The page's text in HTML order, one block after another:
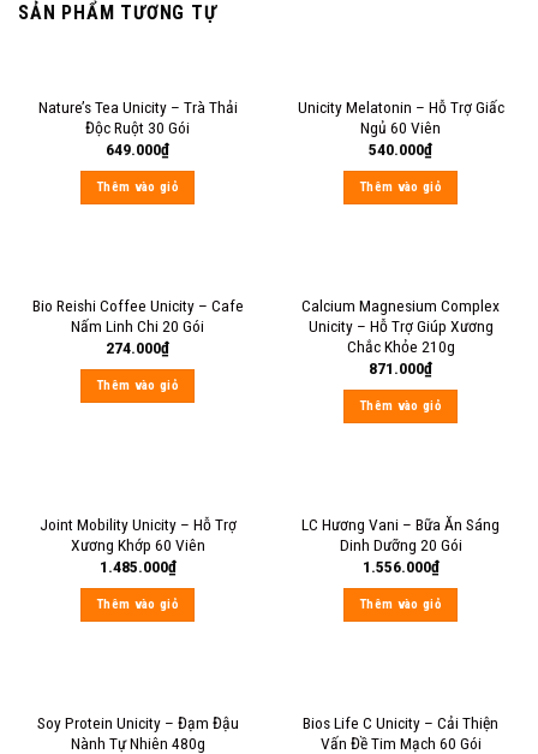
SẢN PHẨM TƯƠNG TỰ
Nature’s Tea Unicity – Trà Thải
Độc Ruột 30 Gói
649.000₫
Thêm vào giỏ
Unicity Melatonin – Hỗ Trợ Giấc
Ngủ 60 Viên
540.000₫
Thêm vào giỏ
Bio Reishi Coffee Unicity – Cafe
Nấm Linh Chi 20 Gói
274.000₫
Thêm vào giỏ
Calcium Magnesium Complex
Unicity – Hỗ Trợ Giúp Xương
Chắc Khỏe 210g
871.000₫
Thêm vào giỏ
Joint Mobility Unicity – Hỗ Trợ
Xương Khớp 60 Viên
1.485.000₫
Thêm vào giỏ
LC Hương Vani – Bữa Ăn Sáng
Dinh Dưỡng 20 Gói
1.556.000₫
Thêm vào giỏ
Soy Protein Unicity – Đạm Đậu
Nành Tự Nhiên 480g
Bios Life C Unicity – Cải Thiện
Vấn Đề Tim Mạch 60 Gói